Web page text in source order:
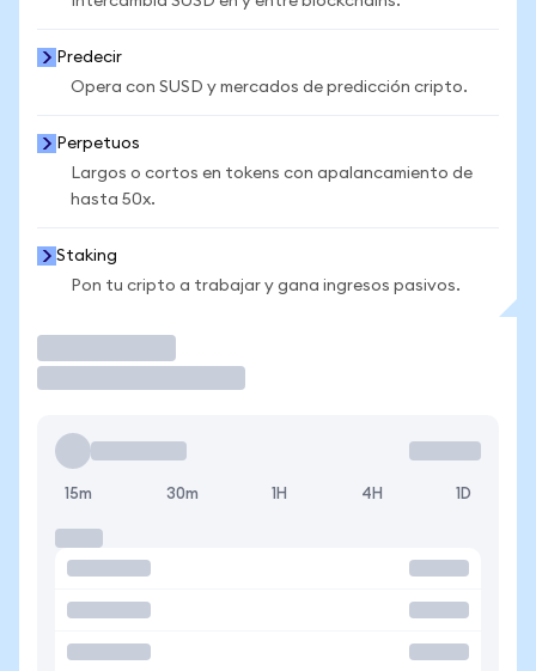
Predecir
Opera con SUSD y mercados de predicción cripto.
Perpetuos
Largos o cortos en tokens con apalancamiento de
hasta 50x.
Staking
Pon tu cripto a trabajar y gana ingresos pasivos.
15m 30m 1H 4H 1D